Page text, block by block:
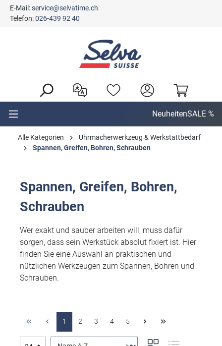
springen
E-Mail:service@selvatime.ch
Telefon:026-439 92 40
NeuheitenSALE %
Alle Kategorien
Uhrmacherwerkzeug & Werkstattbedarf
Spannen, Greifen, Bohren, Schrauben
Spannen, Greifen, Bohren,
Schrauben
Wer exakt und sauber arbeiten will, muss dafür
sorgen, dass sein Werkstück absolut fixiert ist. Hier
finden Sie eine Auswahl an praktischen und
nützlichen Werkzeugen zum Spannen, Bohren und
Schrauben.
1 2 3 4 5